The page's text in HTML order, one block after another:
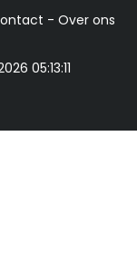
- Over ons
05:13:11